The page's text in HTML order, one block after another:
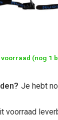
voorraad (nog 1
Je hebt
voorraad